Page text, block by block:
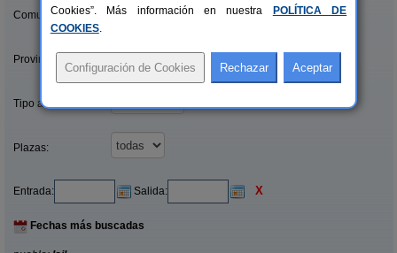
Comunidades:
Provincias/Islas:
Tipo alquiler:
Plazas:
Entrada: Salida: X
Fechas más buscadas
Cookies”. Más información en nuestra
POLÍTICA DE
COOKIES.